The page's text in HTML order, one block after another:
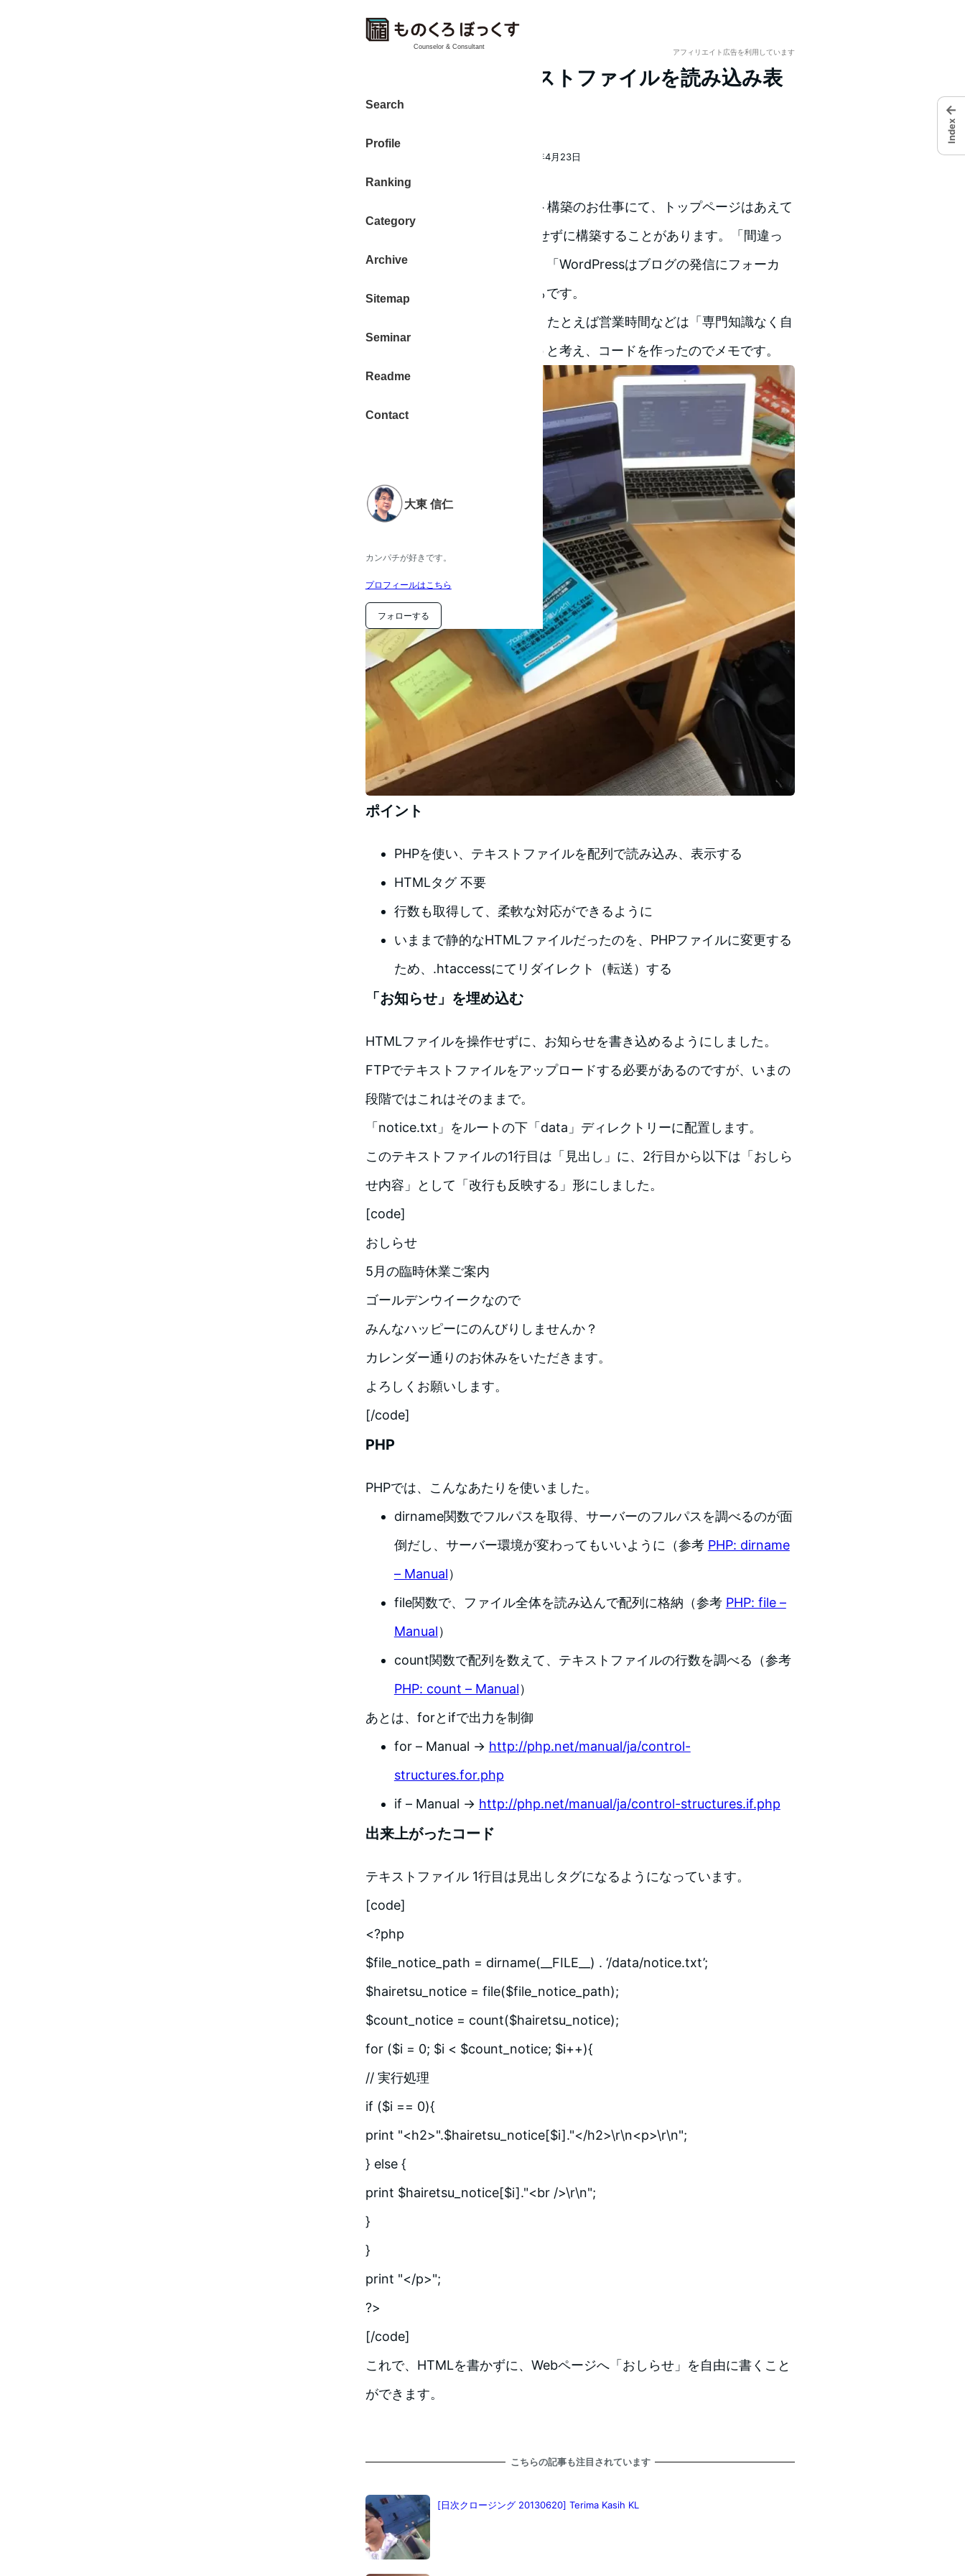
Counselor & Consultant
Search
Profile
Ranking
Category
Archive
Sitemap
Seminar
Readme
Contact
大東 信仁
カンパチが好きです。
プロフィールはこちら
フォローする
アフィリエイト広告を利用しています
Webサイトでテキストファイルを読み込み表
示するPHPコード
2015年4月23日
者
技術的なメモです。Webサイト構築のお仕事にて、トップページはあえて
WordPressなどのCMSを利用せずに構築することがあります。「間違っ
て壊してしまうことを避ける」「WordPressはブログの発信にフォーカ
ス」したサイト設計を行うからです。
ただ、そのWebページの一部、たとえば営業時間などは「専門知識なく自
由に変更できる」ようにしようと考え、コードを作ったのでメモです。
ポイント
PHPを使い、テキストファイルを配列で読み込み、表示する
HTMLタグ 不要
行数も取得して、柔軟な対応ができるように
いままで静的なHTMLファイルだったのを、PHPファイルに変更する
ため、.htaccessにてリダイレクト（転送）する
「お知らせ」を埋め込む
HTMLファイルを操作せずに、お知らせを書き込めるようにしました。
FTPでテキストファイルをアップロードする必要があるのですが、いまの
段階ではこれはそのままで。
「notice.txt」をルートの下「data」ディレクトリーに配置します。
このテキストファイルの1行目は「見出し」に、2行目から以下は「おしら
せ内容」として「改行も反映する」形にしました。
[code]
おしらせ
5月の臨時休業ご案内
ゴールデンウイークなので
みんなハッピーにのんびりしませんか？
カレンダー通りのお休みをいただきます。
よろしくお願いします。
[/code]
PHP
PHPでは、こんなあたりを使いました。
dirname関数でフルパスを取得、サーバーのフルパスを調べるのが面
倒だし、サーバー環境が変わってもいいように（参考 PHP: dirname
– Manual）
file関数で、ファイル全体を読み込んで配列に格納（参考 PHP: file –
Manual）
count関数で配列を数えて、テキストファイルの行数を調べる（参考
PHP: count – Manual）
あとは、forとifで出力を制御
for – Manual → http://php.net/manual/ja/control-
structures.for.php
if – Manual → http://php.net/manual/ja/control-structures.if.php
出来上がったコード
テキストファイル 1行目は見出しタグになるようになっています。
[code]
<?php
$file_notice_path = dirname(__FILE__) . ‘/data/notice.txt’;
$hairetsu_notice = file($file_notice_path);
$count_notice = count($hairetsu_notice);
for ($i = 0; $i < $count_notice; $i++){
// 実行処理
if ($i == 0){
print "<h2>".$hairetsu_notice[$i]."</h2>\r\n<p>\r\n";
} else {
print $hairetsu_notice[$i]."<br />\r\n";
}
}
print "</p>";
?>
[/code]
これで、HTMLを書かずに、Webページへ「おしらせ」を自由に書くこと
ができます。
こちらの記事も注目されています
[日次クロージング 20130620] Terima Kasih KL
←
Index